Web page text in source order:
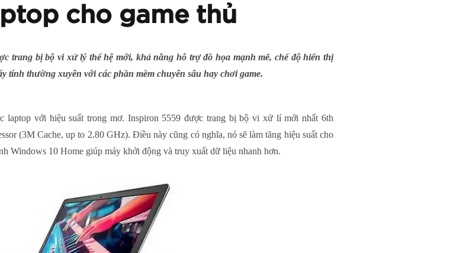
cho game thủ
trang bị bộ vi xử lý thế hệ mới, khả năng hỗ trợ đồ họa mạnh mẽ, chế độ hiển thị
tính thường xuyên với các phần mềm chuyên sâu hay chơi game.
laptop với hiệu suất trong mơ. Inspiron 5559 được trang bị bộ vi xử lí mới nhất 6th
(3M Cache, up to 2.80 GHz). Điều này cũng có nghĩa, nó sẽ làm tăng hiệu suất cho
Windows 10 Home giúp máy khởi động và truy xuất dữ liệu nhanh hơn.